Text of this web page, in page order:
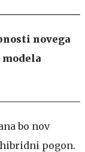
novega
bo nov
pogon.